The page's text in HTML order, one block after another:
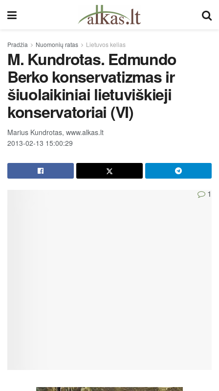
Pradžia Nuomonių ratas Lietuvos kelias
M. Kundrotas. Edmundo
Berko konservatizmas ir
šiuolaikiniai lietuviškieji
konservatoriai (VI)
Marius Kundrotas, www.alkas.lt
2013-02-13 15:00:29
1